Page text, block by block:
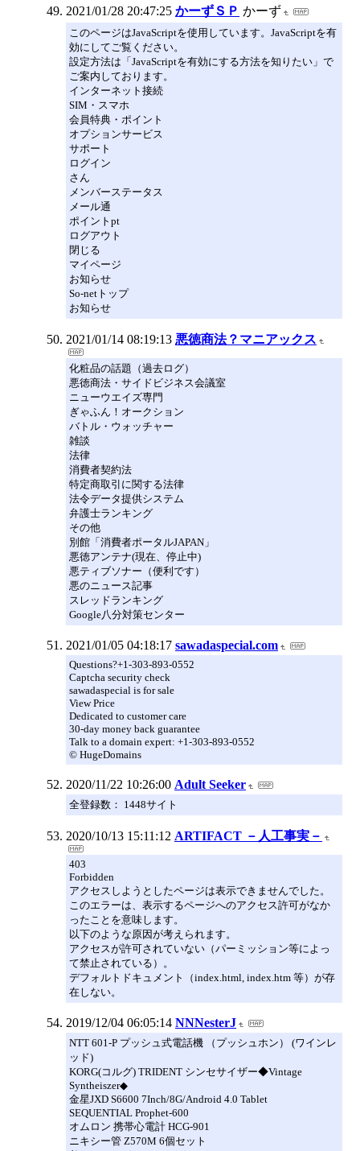
2021/01/28 20:47:25 かーずＳＰ かーず
このページはJavaScriptを使用しています。JavaScriptを有
効にしてご覧ください。
設定方法は「JavaScriptを有効にする方法を知りたい」で
ご案内しております。
インターネット接続
SIM・スマホ
会員特典・ポイント
オプションサービス
サポート
ログイン
さん
メンバーステータス
メール通
ポイントpt
ログアウト
閉じる
マイページ
お知らせ
So-netトップ
お知らせ
2021/01/14 08:19:13 悪徳商法？マニアックス
化粧品の話題（過去ログ）
悪徳商法・サイドビジネス会議室
ニューウエイズ専門
ぎゃふん！オークション
バトル・ウォッチャー
雑談
法律
消費者契約法
特定商取引に関する法律
法令データ提供システム
弁護士ランキング
その他
別館「消費者ポータルJAPAN」
悪徳アンテナ(現在、停止中)
悪ティブソナー（便利です）
悪のニュース記事
スレッドランキング
Google八分対策センター
2021/01/05 04:18:17 sawadaspecial.com
Questions?+1-303-893-0552
Captcha security check
sawadaspecial is for sale
View Price
Dedicated to customer care
30-day money back guarantee
Talk to a domain expert: +1-303-893-0552
© HugeDomains
2020/11/22 10:26:00 Adult Seeker
全登録数： 1448サイト
2020/10/13 15:11:12 ARTIFACT －人工事実－
403
Forbidden
アクセスしようとしたページは表示できませんでした。
このエラーは、表示するページへのアクセス許可がなか
ったことを意味します。
以下のような原因が考えられます。
アクセスが許可されていない（パーミッション等によっ
て禁止されている）。
デフォルトドキュメント（index.html, index.htm 等）が存
在しない。
2019/12/04 06:05:14 NNNesterJ
NTT 601-P プッシュ式電話機 （プッシュホン） (ワインレ
ッド)
KORG(コルグ) TRIDENT シンセサイザー◆Vintage
Syntheiszer◆
金星JXD S6600 7Inch/8G/Android 4.0 Tablet
SEQUENTIAL Prophet-600
オムロン 携帯心電計 HCG-901
ニキシー管 Z570M 6個セット